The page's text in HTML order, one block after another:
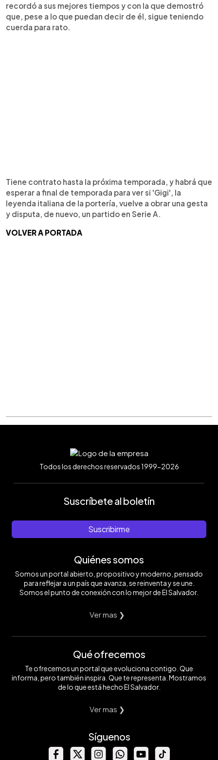
recordó a sus mejores tiempos y con la que demostró
que, pese a lo que puedan decir de él, sigue teniendo
cuerda para rato.
Tiene contrato hasta la próxima temporada, y habrá que
esperar a final de temporada para ver si 'Gigi', la
leyenda italiana de la portería, vuelve a obrar una gesta
y disputa, de nuevo, un partido en Serie A.
VOLVER A PORTADA
Todos los derechos reservados 1999-2026
Suscríbete al boletín
Suscribirme
Quiénes somos
Somos un portal abierto, propositivo y moderno, pensado
para reflejar a un país que avanza, se reinventa y se une.
Somos el punto de conexión con lo mejor de El Salvador.
Ver mas ❯
Qué ofrecemos
Te ofrecemos un portal que evoluciona contigo. Que
informa, pero también inspira. Que te representa. Mostramos
de lo que está hecho El Salvador.
Ver mas ❯
Síguenos